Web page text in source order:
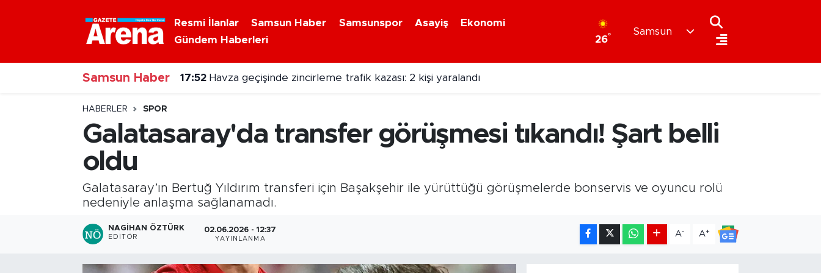
Resmi İlanlar Samsun Haber Samsunspor Asayiş
Ekonomi
Gündem Haberleri
26°
Samsun
Samsun Haber 17:35 Karadeniz'de gerilim: Türk yük gemisi dron saldırısına uğradı
HABERLER SPOR
Galatasaray'da transfer görüşmesi tıkandı! Şart belli
oldu
Galatasaray’ın Bertuğ Yıldırım transferi için Başakşehir ile yürüttüğü görüşmelerde bonservis ve oyuncu rolü
nedeniyle anlaşma sağlanamadı.
NAGIHAN ÖZTÜRK
EDITÖR
02.06.2026 - 12:37
YAYINLANMA
A- A+
Nöbetçi Eczaneler
Hava Durumu
Samsun Namaz Vakitleri
Trafik Durumu
Süper Lig Puan Durumu ve Fikstür
Tüm Manşetler
Son Dakika Haberleri
Haber Arşivi